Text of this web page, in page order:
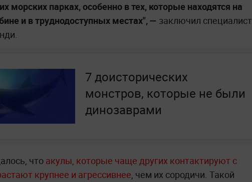
морских парках, особенно в тех, которые находятся на
и в труднодоступных местах", — заключил специалист
7 доисторических
монстров, которые не были
динозаврами
что акулы, которые чаще других контактируют с
крупнее и агрессивнее, чем их сородичи. Такой